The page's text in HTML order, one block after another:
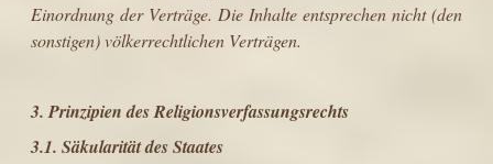
Einordnung der Verträge. Die Inhalte entsprechen nicht (den
sonstigen) völkerrechtlichen Verträgen.
3. Prinzipien des Religionsverfassungsrechts
3.1. Säkularität des Staates